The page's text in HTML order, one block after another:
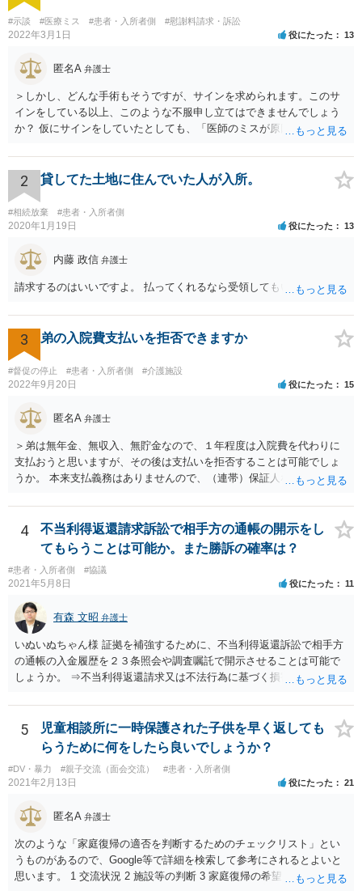
#示談 #医療ミス #患者・入所者側 #慰謝料請求・訴訟
2022年3月1日 役にたった 13
匿名A 弁護士
＞しかし、どんな手術もそうですが、サインを求められます。このサ
インをしている以上、このような不服申し立てはできませんでしょう
か？ 仮にサインをしていたとしても、「医師のミスが原因で老眼がひ
眼が悪化することがあるにもかかわらず、全く説明されなかったよう
な場合」には、請求することは可能です。
2 貸してた土地に住んでいた人が入所。
#相続放棄 #患者・入所者側
2020年1月19日 役にたった 13
内藤 政信 弁護士
請求するのはいいですよ。 払ってくれるなら受領してもいいですよ。
3 弟の入院費支払いを拒否できますか
#督促の停止 #患者・入所者側 #介護施設
2022年9月20日 役にたった 15
匿名A 弁護士
＞弟は無年金、無収入、無貯金なので、１年程度は入院費を代わりに
支払おうと思いますが、その後は支払いを拒否することは可能でしょ
うか。 本来支払義務はありませんので、（連帯）保証人などにならな
4
不当利得返還請求訴訟で相手方の通帳の開示をし
てもらうことは可能か。また勝訴の確率は？
#患者・入所者側 #協議
2021年5月8日 役にたった 11
有森 文昭 弁護士
いぬいぬちゃん様 証拠を補強するために、不当利得返還訴訟で相手方
の通帳の入金履歴を２３条照会や調査嘱託で開示させることは可能で
しょうか。 ⇒不当利得返還請求又は不法行為に基づく損害賠償請求の
等を行うことは十分考えられます。もっとも、網羅的な探索的調査と
なることを裁判所は忌避しますので、具体的な期間等を特定して行う
必要があります。 不正引き出しと入金の金額と日付がすべて一致して
いた場合勝訴の確率はどのくらいでしょうか。 ⇒誠に恐縮ですが、勝
訴の確率をこの場でお伝えすることはできませんので、個別に依頼し
た弁護士にご相談いただき、ご質問ください。 一般的な回答となり恐
縮ですが、使途不明金訴訟の場合には、よくて５分５分というところ
です。 なお、仮に裁判で勝ったとしても弟さんに資力がないと具体的
な回収をすることはできませんので、弟さんの財産への事前の仮差押
え等もきちんと検討してくれる弁護士の方にご相談いただくことをお
勧めいたします。
5
児童相談所に一時保護された子供を早く返しても
らうために何をしたら良いでしょうか？
#DV・暴力 #親子交流（面会交流） #患者・入所者側
2021年2月13日 役にたった 21
匿名A 弁護士
次のような「家庭復帰の適否を判断するためのチェックリスト」とい
うものがあるので、Google等で詳細を検索して参考にされるとよいと
思います。 1 交流状況 2 施設等の判断 3 家庭復帰の希望 4 保護者への